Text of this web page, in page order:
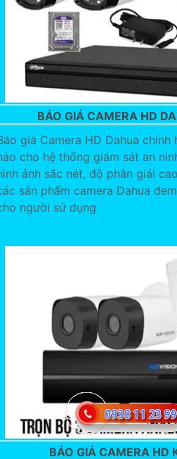
BÁO GIÁ CAMERA HD
giá Camera HD Dahua
cho hệ thống giám sát an
ảnh sắc nét, độ phân giải
sản phẩm camera Dahua
người sử dụng
BÁO GIÁ CAMERA HD